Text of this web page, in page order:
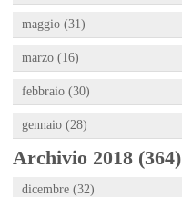
maggio (31)
marzo (16)
febbraio (30)
gennaio (28)
Archivio 2018 (364)
dicembre (32)